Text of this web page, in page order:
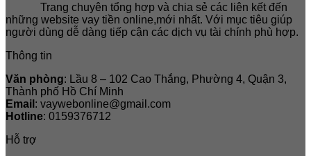
Trang chuyên tổng hợp và chia sẻ các liên kết đến
những website vay tiền online,mới nhất. Với mục tiêu giúp
người dùng dễ dàng tiếp cận các dịch vụ tài chính phù hợp.
Thông tin
Văn phòng: Lầu 8 – 102 Cao Thắng, Phường 4, Quận 3,
Thành phố Hồ Chí Minh
Email : vaywebonline@gmail.com
Hotline: 0159376712
Hỗ trợ